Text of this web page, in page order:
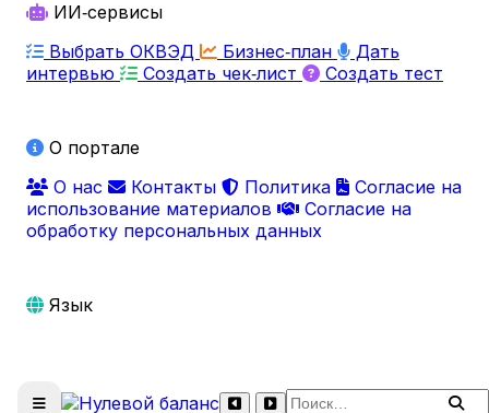
ИИ‑сервисы
Выбрать ОКВЭД
Бизнес‑план
Дать
интервью
Создать чек‑лист Создать тест
О портале
О нас
Контакты Политика
Согласие на
использование материалов
Согласие на
обработку персональных данных
Язык
Поиск по сайту